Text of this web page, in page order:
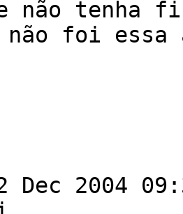
não tenha
não foi essa
Dec 2004